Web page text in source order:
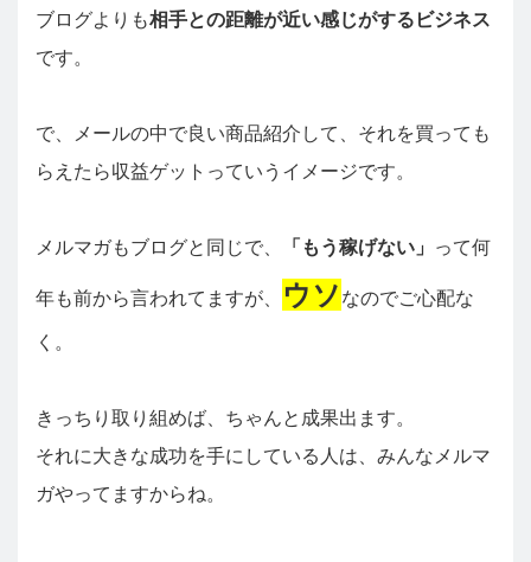
ブログよりも相手との距離が近い感じがするビジネス
です。
で、メールの中で良い商品紹介して、それを買っても
らえたら収益ゲットっていうイメージです。
メルマガもブログと同じで、 「もう稼げない」 って何
年も前から言われてますが、 ウソ なのでご心配な
く。
きっちり取り組めば、ちゃんと成果出ます。
それに大きな成功を手にしている人は、みんなメルマ
ガやってますからね。